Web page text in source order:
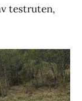
testruten,